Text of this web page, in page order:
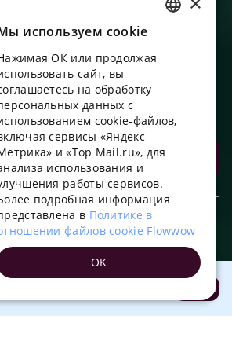
удобнее!
больше бонусов за покупки и
Скачать приложение
данных
на первый заказ!
промокод в приложении!
Открыть
ENGLISH
UKRAINIAN
PORTUGUESE
FRENCH
TURKISH
POLISH
используем сookie
ОК или продолжая
сайт, вы
на обработку
данных с
cookie-файлов,
сервисы «Яндекс
и «Top Mail.ru», для
использования и
работы сервисов.
подробная информация
в Политике в
файлов cookie Flowwow
OK